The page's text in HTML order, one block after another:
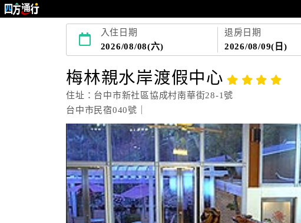
入住日期
2026/08/08(六)
退房日期
2026/08/09(日)
梅林親水岸渡假中心
住址：台中市新社區協成村南華街28-1號
台中市民宿040號｜